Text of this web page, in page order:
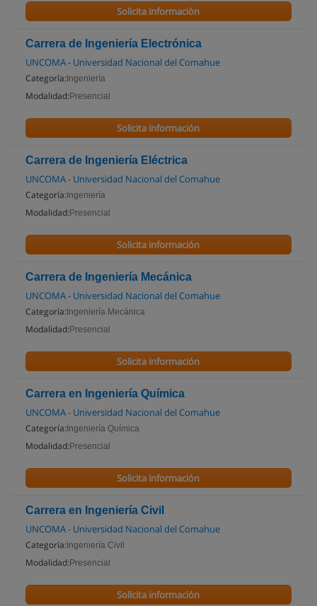
Solicita información
Carrera de Ingeniería Electrónica
UNCOMA - Universidad Nacional del Comahue
Categoría: Ingeniería
Modalidad: Presencial
Solicita información
Carrera de Ingeniería Eléctrica
UNCOMA - Universidad Nacional del Comahue
Categoría: Ingeniería
Modalidad: Presencial
Solicita información
Carrera de Ingeniería Mecánica
UNCOMA - Universidad Nacional del Comahue
Categoría: Ingeniería Mecánica
Modalidad: Presencial
Solicita información
Carrera en Ingeniería Química
UNCOMA - Universidad Nacional del Comahue
Categoría: Ingeniería Química
Modalidad: Presencial
Solicita información
Carrera en Ingeniería Civil
UNCOMA - Universidad Nacional del Comahue
Categoría: Ingeniería Civil
Modalidad: Presencial
Solicita información